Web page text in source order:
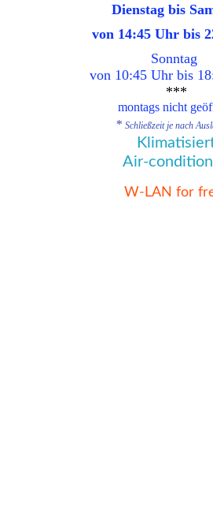
Dienstag bis
von 14:45 Uhr bis
Sonntag
von 10:45 Uhr bis
***
montags nicht
* Schließzeit je nach
Air-
W-LAN for